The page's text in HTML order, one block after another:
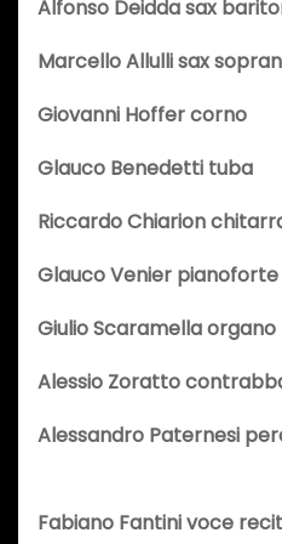
Alfonso Deidda sax
Marcello Allulli sax
Giovanni Hoffer corno
Glauco Benedetti tuba
Riccardo Chiarion
Glauco Venier pianoforte
Giulio Scaramella organo
Alessio Zoratto
Alessandro Paternesi
Fabiano Fantini voce